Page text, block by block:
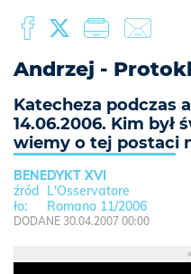
Andrzej -
Katecheza podczas
14.06.2006. Kim był
wiemy o tej postaci
BENEDYKT XVI
L'Osservatore
Romano 11/2006
DODANE 30.04.2007 00:00